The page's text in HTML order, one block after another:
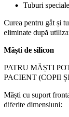
Tuburi
Curea pentru gât și
eliminate după
Măști de silicon
PATRU MĂȘTI
PACIENT (COPII
Măști cu suport
diferite dimensiuni: